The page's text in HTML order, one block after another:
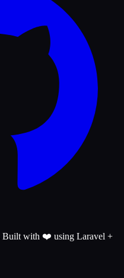
Built with ❤️ using Laravel +